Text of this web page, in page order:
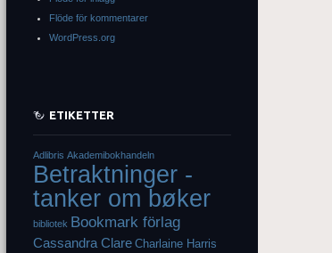
Flöde för kommentarer
WordPress.org
ETIKETTER
Adlibris Akademibokhandeln
Betraktninger -
tanker om bøker
bibliotek Bookmark förlag
Cassandra Clare Charlaine Harris